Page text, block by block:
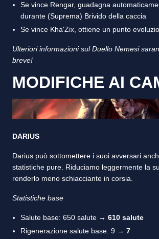
Se vince Rengar, guadagna
durante (Suprema) Brivido della caccia
Se vince Kha'Zix, ottiene un punto
Ulteriori informazioni sul Duello Nemesi
breve!
MODIFICHE AI
DARIUS
Darius può sottomettere i suoi avversari
statistiche pure. Riduciamo leggermente la
renderlo meno schiacciante in corsia.
Statistiche base
Salute base: 650 salute → 610 salute
Rigenerazione salute base: 9 → 7